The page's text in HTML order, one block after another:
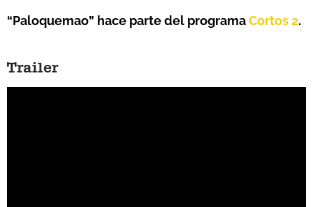
“Paloquemao” hace parte del programaCortos 2.
Trailer